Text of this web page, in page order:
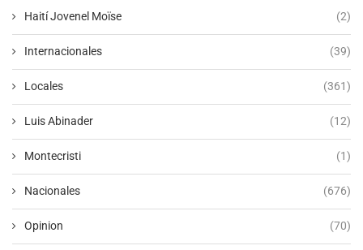
Haití Jovenel Moïse (2)
Internacionales (39)
Locales (361)
Luis Abinader (12)
Montecristi (1)
Nacionales (676)
Opinion (70)